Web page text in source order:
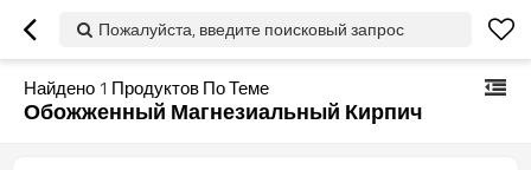
Пожалуйста, введите поисковый запрос
Найдено 1 Продуктов По Теме
Обожженный Магнезиальный Кирпич